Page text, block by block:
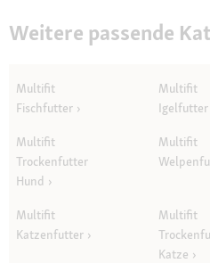
Weitere passende
Multifit
Fischfutter
Multifit
Igelfutter
Multifit
Trockenfutter
Hund
Multifit
Multifit
Katzenfutter
Multifit
Katze